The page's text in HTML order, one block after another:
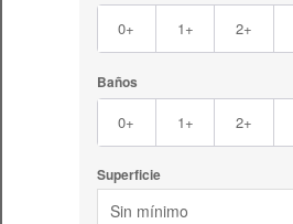
0+ 1+ 2+
Baños
0+ 1+ 2+
Superficie
Sin mínimo